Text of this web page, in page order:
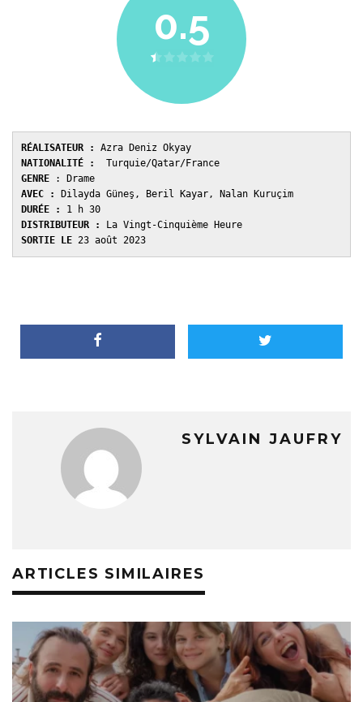
0.5
RÉALISATEUR :
NATIONALITÉ :
GENRE
AVEC :
DURÉE :
DISTRIBUTEUR :
SORTIE LE 23 août 2023
SYLVAIN JAUFRY
ARTICLES SIMILAIRES